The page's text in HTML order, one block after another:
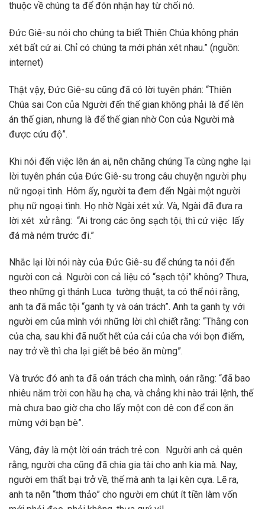
thuộc về chúng ta để đón nhận hay từ chối nó.
Đức Giê-su nói cho chúng ta biết Thiên Chúa không phán
xét bất cứ ai. Chỉ có chúng ta mới phán xét nhau.” (nguồn:
internet)
Thật vậy, Đức Giê-su cũng đã có lời tuyên phán: “Thiên
Chúa sai Con của Người đến thế gian không phải là để lên
án thế gian, nhưng là để thế gian nhờ Con của Người mà
được cứu độ”.
Khi nói đến việc lên án ai, nên chăng chúng Ta cùng nghe lại
lời tuyên phán của Đức Giê-su trong câu chuyện người phụ
nữ ngoại tình. Hôm ấy, người ta đem đến Ngài một người
phụ nữ ngoại tình. Họ nhờ Ngài xét xử. Và, Ngài đã đưa ra
lời xét xử rằng: “Ai trong các ông sạch tội, thì cứ việc lấy
đá mà ném trước đi.”
Nhắc lại lời nói này của Đức Giê-su để chúng ta nói đến
người con cả. Người con cả liệu có “sạch tội” không? Thưa,
theo những gì thánh Luca tường thuật, ta có thể nói rằng,
anh ta đã mắc tội “ganh tỵ và oán trách”. Anh ta ganh tỵ với
người em của mình với những lời chì chiết rằng: “Thằng con
của cha, sau khi đã nuốt hết của cải của cha với bọn điếm,
nay trở về thì cha lại giết bê béo ăn mừng”.
Và trước đó anh ta đã oán trách cha mình, oán rằng: “đã bao
nhiêu năm trời con hầu hạ cha, và chẳng khi nào trái lệnh, thế
mà chưa bao giờ cha cho lấy một con dê con để con ăn
mừng với bạn bè”.
Vâng, đây là một lời oán trách trẻ con. Người anh cả quên
rằng, người cha cũng đã chia gia tài cho anh kia mà. Nay,
người em thất bại trở về, thế mà anh ta lại kèn cựa. Lẽ ra,
anh ta nên “thơm thảo” cho người em chút ít tiền làm vốn